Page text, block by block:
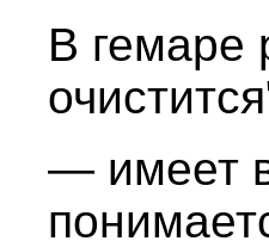
В гемаре
— имеет в